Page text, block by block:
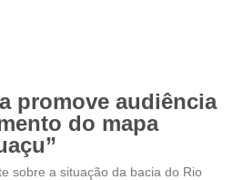
promove audiência
do mapa
sobre a situação da bacia do Rio